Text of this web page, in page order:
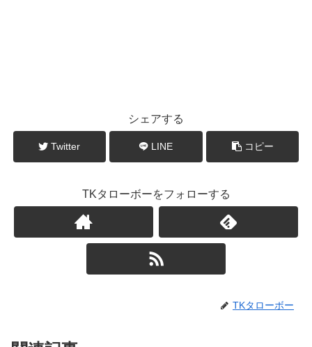
シェアする
Twitter LINE コピー
TKタローボーをフォローする
TKタローボー